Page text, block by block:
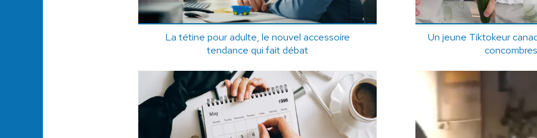
La tétine pour adulte, le nouvel accessoire
tendance qui fait débat
Un jeune Tiktokeur